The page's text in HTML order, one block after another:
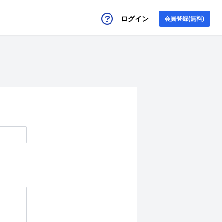
ログイン 会員登録(無料)